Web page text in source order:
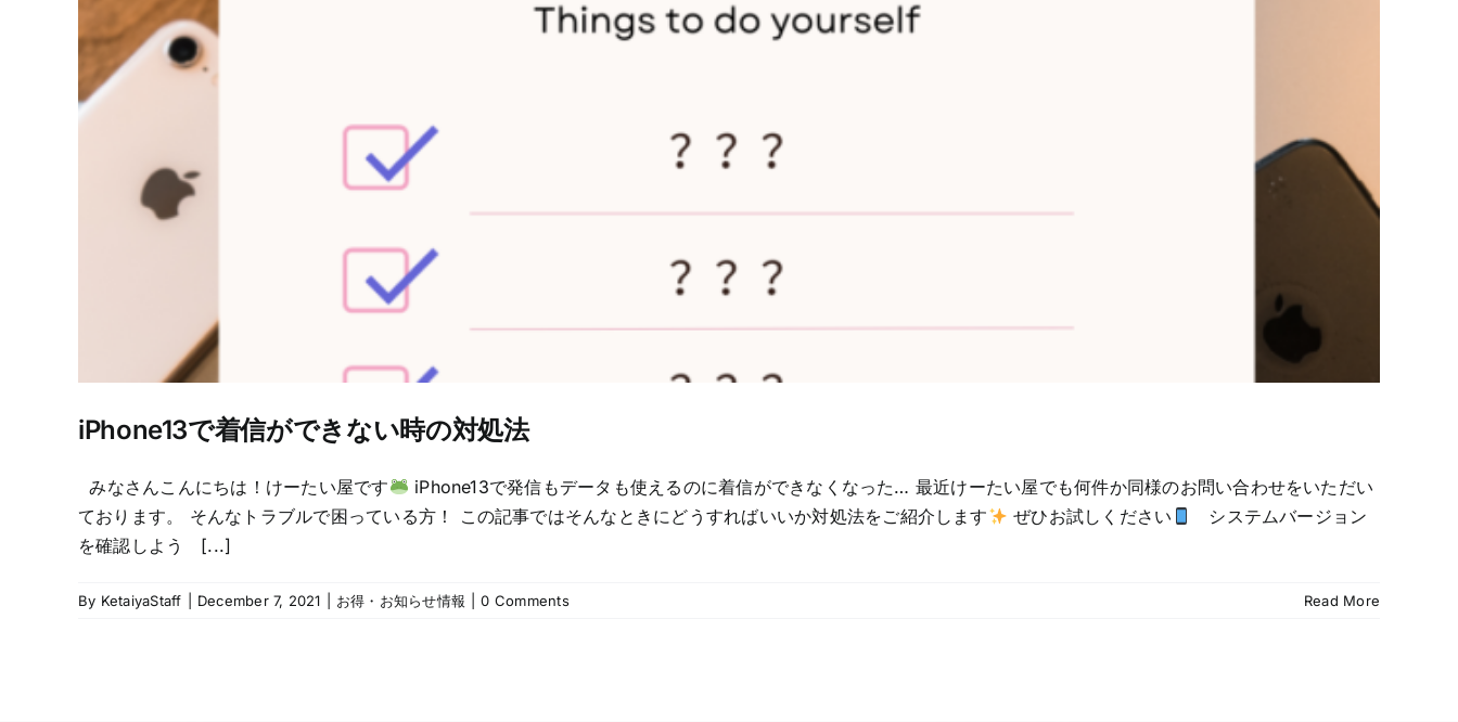
iPhone13で着信ができない時の対処法
みなさんこんにちは！けーたい屋です
iPhone13で発信もデータも使えるのに着信ができなくなった… 最近けーたい屋でも何件か同様のお問い合わせをいただい
ております。 そんなトラブルで困っている方！ この記事ではそんなときにどうすればいいか対処法をご紹介します
ぜひお試しください
システムバージョン
を確認しよう [...]
By KetaiyaStaff December 7, 2021 お得・お知らせ情報 0 Comments Read More